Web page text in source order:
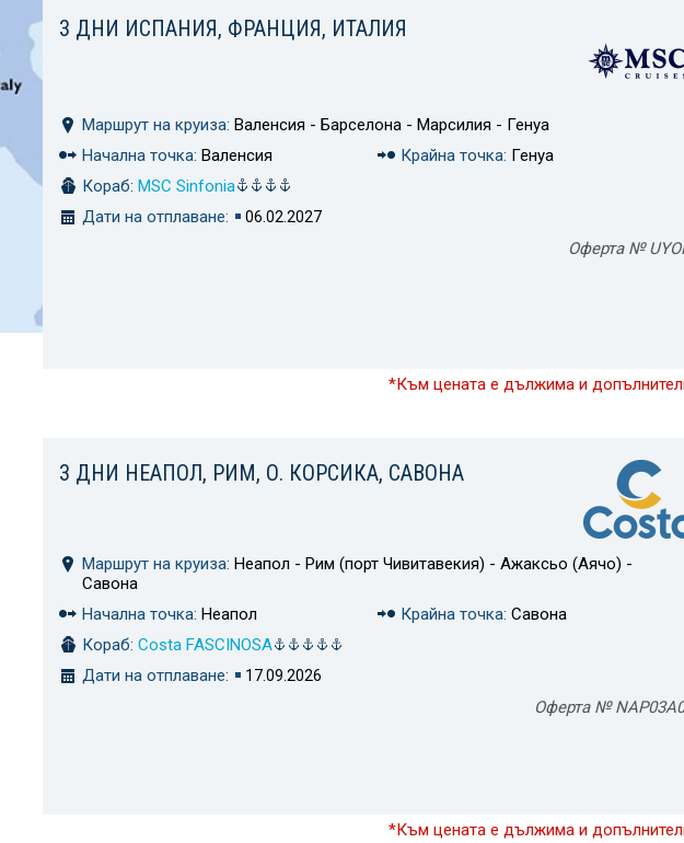
3 ДНИ ИСПАНИЯ, ФРАНЦИЯ, ИТАЛИЯ
Маршрут на круиза: Валенсия - Барселона - Марсилия - Генуа
Начална точка: Валенсия Крайна точка: Генуа
Кораб: MSC Sinfonia
Дати на отплаване:
06.02.2027
Оферта №
*Към цената е дължима и
3 ДНИ НЕАПОЛ, РИМ, О. КОРСИКА, САВОНА
Маршрут на круиза: Неапол - Рим (порт Чивитавекия) - Ажаксьо (Аячо) -
Савона
Начална точка: Неапол Крайна точка: Савона
Кораб: Costa FASCINOSA
Дати на отплаване:
17.09.2026
Оферта №
*Към цената е дължима и